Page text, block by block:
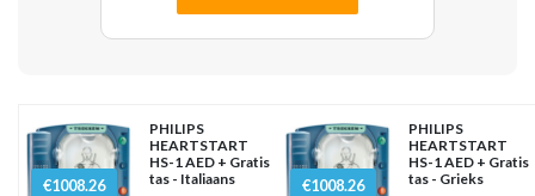
€1008.26
PHILIPS
HEARTSTART
HS-1 AED + Gratis
tas - Italiaans
€1008.26
PHILIPS
HEARTSTART
HS-1 AED + Gratis
tas - Grieks